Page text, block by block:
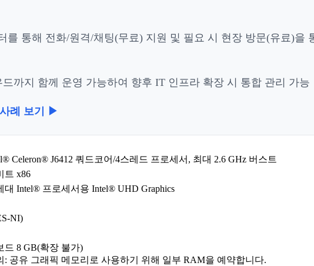
를 통해 전화/원격/채팅(무료) 지원 및 필요 시 현장 방문(유료)을
드까지 함께 운영 가능하여 향후 IT 인프라 확장 시 통합 관리 가능
례 보기 ▶
Celeron® J6412 쿼드코어/4스레드 프로세서, 최대 2.6 GHz 버스트
트 x86
대 Intel® 프로세서용 Intel® UHD Graphics
NI)
드 8 GB(확장 불가)
: 공유 그래픽 메모리로 사용하기 위해 일부 RAM을 예약합니다.